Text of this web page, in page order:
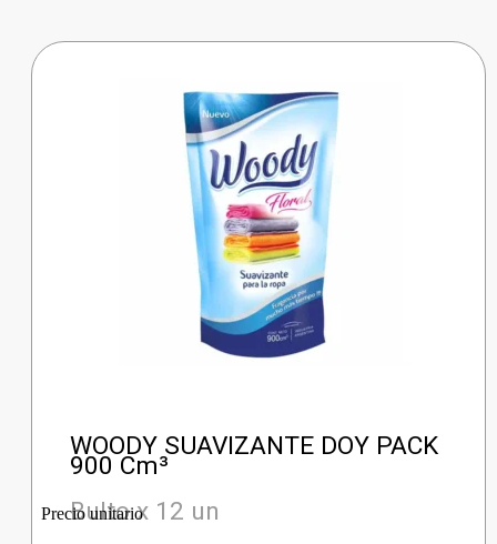
WOODY SUAVIZANTE DOY PACK
900 Cm³
Bulto x 12 un
Precio unitario